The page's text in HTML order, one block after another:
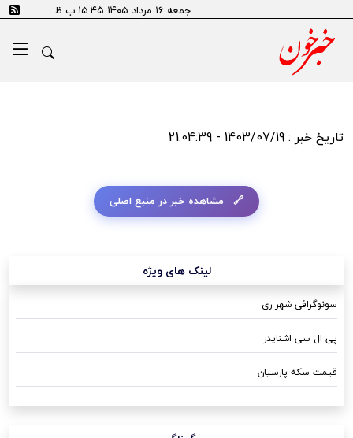
جمعه ۱۶ مرداد ۱۴۰۵ ۱۵:۴۵ ب ظ
تاریخ خبر : 1403/07/19 - 21:04:39
مشاهده خبر در منبع اصلی
لینک های ویژه
سونوگرافی شهر ری
پی ال سی اشنایدر
قیمت سکه پارسیان